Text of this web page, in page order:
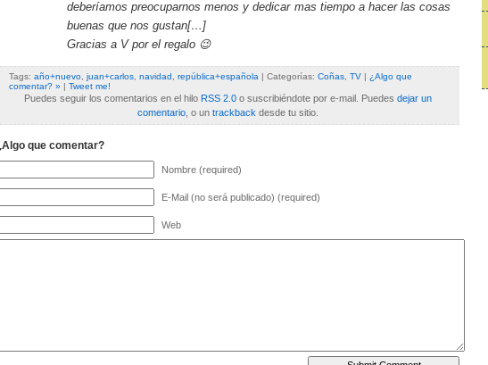
deberíamos preocuparnos menos y dedicar mas tiempo a hacer las cosas
buenas que nos gustan[…]
Gracias a V por el regalo 😉
Tags: año+nuevo juan+carlos navidad república+española | Categorías: Coñas TV | ¿Algo que
comentar? » | Tweet me!
Puedes seguir los comentarios en el hilo RSS 2.0o suscribiéndote por e-mail. Puedes dejar un
comentario, o un trackback desde tu sitio.
que comentar?
Nombre (required)
E-Mail (no será publicado) (required)
Web